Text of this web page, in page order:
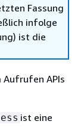
Fassung
infolge
ist die
APIs
ist eine